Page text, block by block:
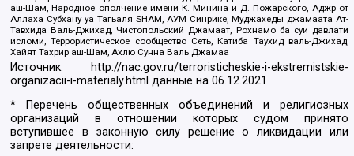
аш-Шам, Народное ополчение имени К. Минина и Д. Пожарского, Аджр от
Аллаха Субхану уа Тагьаля SHAM, АУМ Синрике, Муджахеды джамаата Ат-
Тавхида Валь-Джихад, Чистопольский Джамаат, Рохнамо ба суи давлати
исломи, Террористическое сообщество Сеть, Катиба Таухид валь-Джихад,
Хайят Тахрир аш-Шам, Ахлю Сунна Валь Джамаа
Источник:
http://nac.gov.ru/terroristicheskie-i-ekstremistskie-
organizacii-i-materialy.html данные на06.12.2021
* Перечень общественных объединений и религиозных
организаций в отношении которых судом принято
вступившее в законную силу решение о ликвидации или
запрете деятельности: